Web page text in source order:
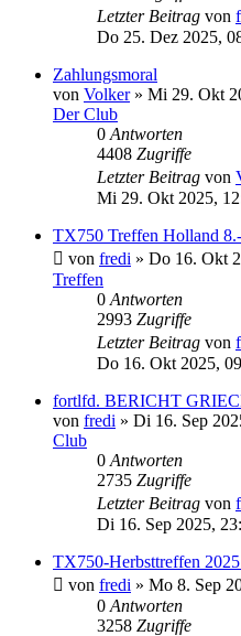
Letzter Beitrag von
Do 25. Dez 2025,
Zahlungsmoral
von Volker» Mi 29. Okt
Der Club
0 Antworten
4408 Zugriffe
Letzter Beitrag von
Mi 29. Okt 2025,
TX750 Treffen Holland
von fredi » Do 16. Okt
Treffen
0 Antworten
2993 Zugriffe
Letzter Beitrag von
Do 16. Okt 2025,
fortlfd. BERICHT
von fredi » Di 16. Sep
Club
0 Antworten
2735 Zugriffe
Letzter Beitrag von
Di 16. Sep 2025,
TX750-Herbsttreffen
von fredi » Mo 8. Sep
0 Antworten
3258 Zugriffe